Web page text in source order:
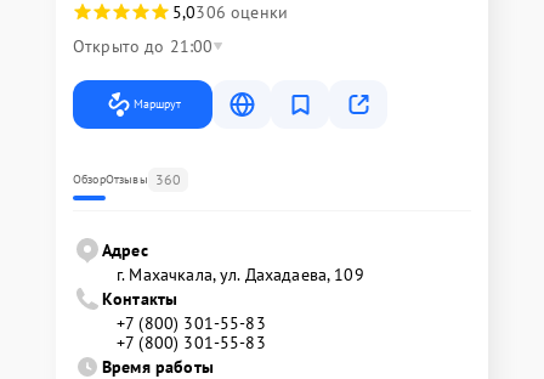
5,0306 оценки
Открыто до 21:00
Маршрут
ОбзорОтзывы 360
Адрес
г. Махачкала, ул. Дахадаева, 109
Контакты
+7 (800) 301-55-83
+7 (800) 301-55-83
Время работы